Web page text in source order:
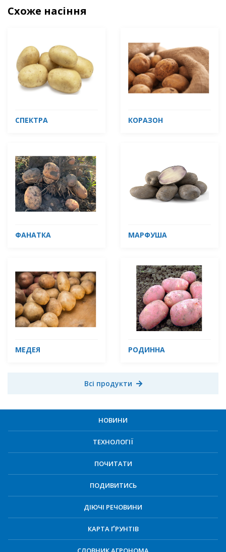
Схоже насіння
СПЕКТРА КОРАЗОН
ФАНАТКА МАРФУША
МЕДЕЯ РОДИННА
Всі продукти
НОВИНИ
ТЕХНОЛОГІЇ
ПОЧИТАТИ
ПОДИВИТИСЬ
ДІЮЧІ РЕЧОВИНИ
КАРТА ҐРУНТІВ